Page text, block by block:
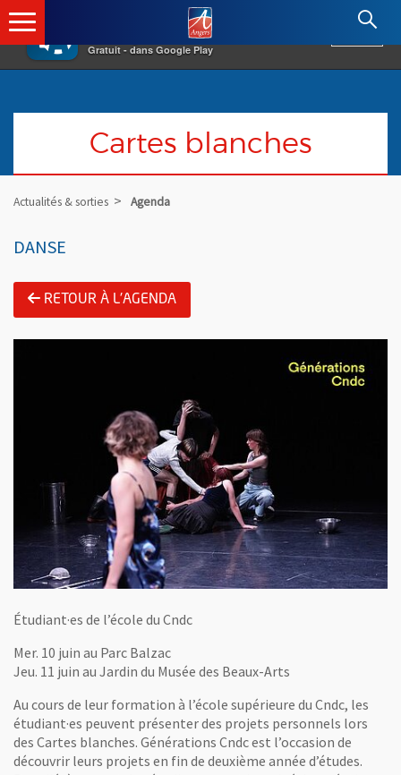
×
Gratuit - dans Google Play
Angers.fr : Retour à l'accueil
Cartes blanches
Actualités & sorties Agenda
DANSE
RETOUR À L'AGENDA
Étudiant·es de l’école du Cndc
Mer. 10 juin au Parc Balzac
Jeu. 11 juin au Jardin du Musée des Beaux-Arts
Au cours de leur formation à l’école supérieure du Cndc, les
étudiant·es peuvent présenter des projets personnels lors
des Cartes blanches. Générations Cndc est l’occasion de
découvrir leurs projets en fin de deuxième année d’études.